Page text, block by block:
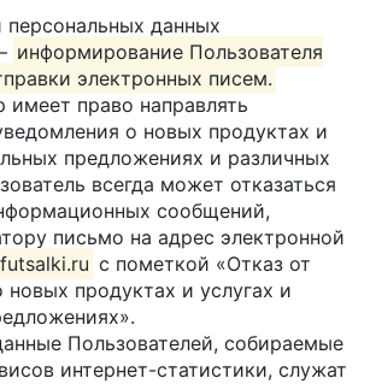
персональных данных
информирование Пользователя
электронных писем.
имеет право направлять
о новых продуктах и
предложениях и различных
всегда может отказаться
сообщений,
письмо на адрес электронной
с пометкой «Отказ от
продуктах и услугах и
Пользователей, собираемые
интернет-статистики, служат